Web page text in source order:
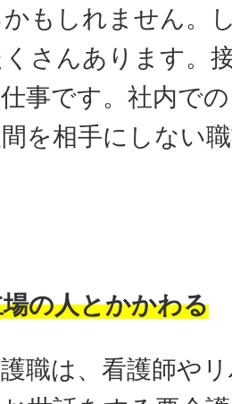
もしれません。
さんあります。
事です。社内で
を相手にしない
の人とかかわる
職は、看護師や